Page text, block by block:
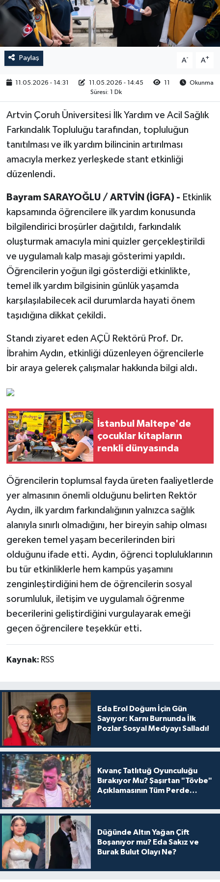
Paylaş A- A+
11.05.2026 - 14:31 11.05.2026 - 14:45 11
Okunma
Süresi: 1 Dk
Artvin Çoruh Üniversitesi İlk Yardım ve Acil Sağlık
Farkındalık Topluluğu tarafından, topluluğun
tanıtılması ve ilk yardım bilincinin artırılması
amacıyla merkez yerleşkede stant etkinliği
düzenlendi.
Bayram SARAYOĞLU / ARTVİN (İGFA) - Etkinlik
kapsamında öğrencilere ilk yardım konusunda
bilgilendirici broşürler dağıtıldı, farkındalık
oluşturmak amacıyla mini quizler gerçekleştirildi
ve uygulamalı kalp masajı gösterimi yapıldı.
Öğrencilerin yoğun ilgi gösterdiği etkinlikte,
temel ilk yardım bilgisinin günlük yaşamda
karşılaşılabilecek acil durumlarda hayati önem
taşıdığına dikkat çekildi.
Standı ziyaret eden AÇÜ Rektörü Prof. Dr.
İbrahim Aydın, etkinliği düzenleyen öğrencilerle
bir araya gelerek çalışmalar hakkında bilgi aldı.
İstanbul Maltepe'de
çocuklar kitapların
renkli dünyasında
Öğrencilerin toplumsal fayda üreten faaliyetlerde
yer almasının önemli olduğunu belirten Rektör
Aydın, ilk yardım farkındalığının yalnızca sağlık
alanıyla sınırlı olmadığını, her bireyin sahip olması
gereken temel yaşam becerilerinden biri
olduğunu ifade etti. Aydın, öğrenci topluluklarının
bu tür etkinliklerle hem kampüs yaşamını
zenginleştirdiğini hem de öğrencilerin sosyal
sorumluluk, iletişim ve uygulamalı öğrenme
becerilerini geliştirdiğini vurgulayarak emeği
geçen öğrencilere teşekkür etti.
Kaynak: RSS
Eda Erol Doğum İçin Gün
Sayıyor: Karnı Burnunda İlk
Pozlar Sosyal Medyayı Salladı!
Kıvanç Tatlıtuğ Oyunculuğu
Bırakıyor Mu? Şaşırtan "Tövbe"
Açıklamasının Tüm Perde
Düğünde Altın Yağan Çift
Boşanıyor mu? Eda Sakız ve
Burak Bulut Olayı Ne?
RESMİ İLAN